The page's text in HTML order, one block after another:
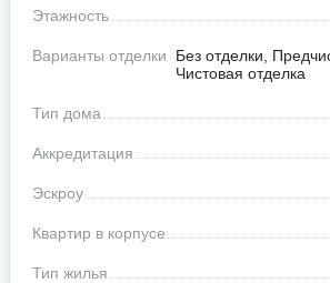
Этажность
Варианты отделки
Без отделки,
Чистовая отделка
Тип дома
Аккредитация
Эскроу
Квартир в корпусе
Тип жилья